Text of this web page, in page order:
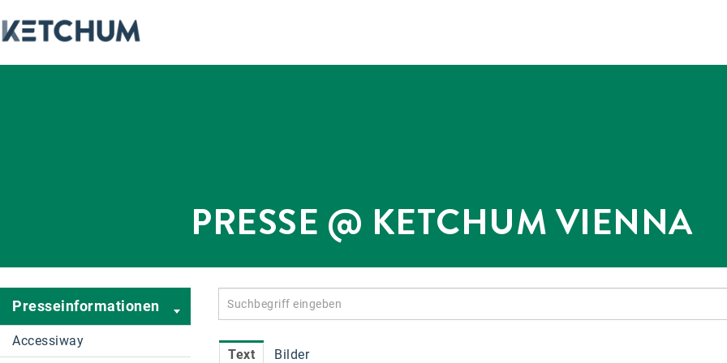
PRESSE @ KETCHUM VIENNA
Presseinformationen
Accessiway
Text
Bilder